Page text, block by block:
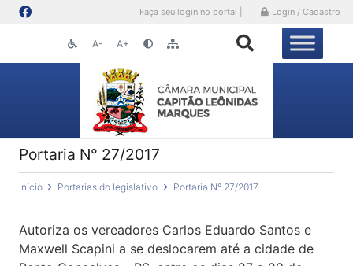
Faça seu login no portal | Login / Cadastro
A- A+
Portaria N° 27/2017
Início Portarias do legislativo Portaria N° 27/2017
Autoriza os vereadores Carlos Eduardo Santos e
Maxwell Scapini a se deslocarem até a cidade de